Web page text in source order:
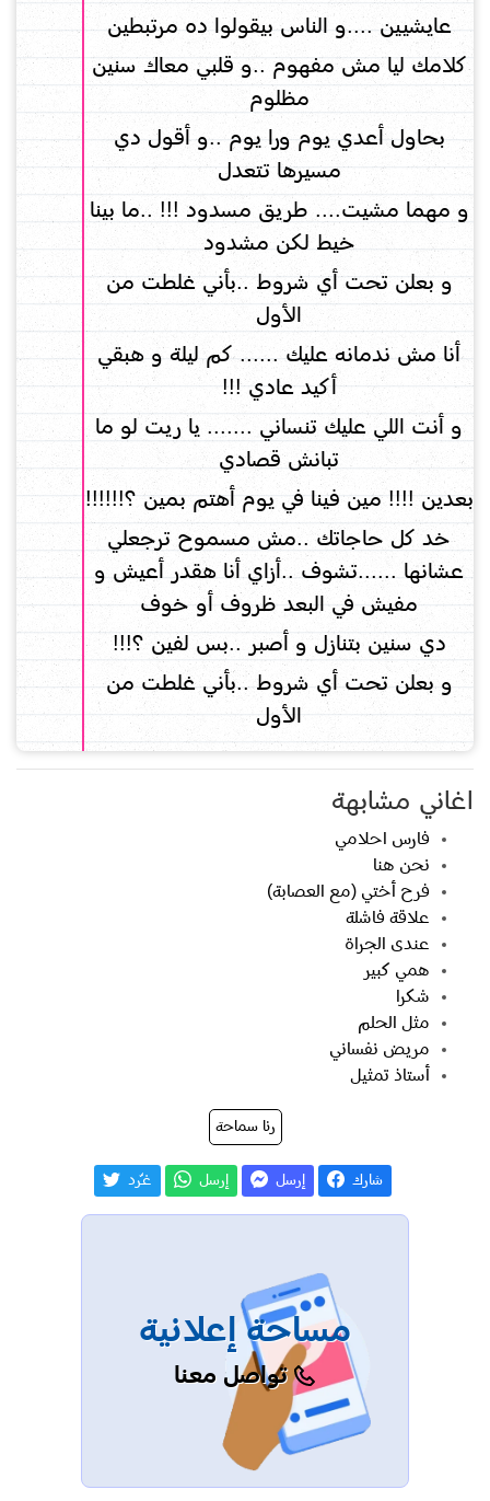
عايشيين ....و الناس بيقولوا ده مرتبطين
كلامك ليا مش مفهوم ..و قلبي معاك سنين
مظلوم
بحاول أعدي يوم ورا يوم ..و أقول دي
مسيرها تتعدل
و مهما مشيت.... طريق مسدود !!! ..ما بينا
خيط لكن مشدود
و بعلن تحت أي شروط ..بأني غلطت من
الأول
أنا مش ندمانه عليك ...... كم ليلة و هبقي
أكيد عادي !!!
و أنت اللي عليك تنساني ....... يا ريت لو ما
تبانش قصادي
بعدين !!!! مين فينا في يوم أهتم بمين ؟!!!!!!
خد كل حاجاتك ..مش مسموح ترجعلي
عشانها ......تشوف ..أزاي أنا هقدر أعيش و
مفيش في البعد ظروف أو خوف
دي سنين بتنازل و أصبر ..بس لفين ؟!!!
و بعلن تحت أي شروط ..بأني غلطت من
الأول
اغاني مشابهة
فارس احلامي
نحن هنا
فرح أختي (مع العصابة)
علاقة فاشلة
عندى الجراة
همي كبير
شكرا
مثل الحلم
مريض نفساني
أستاذ تمثيل
رنا سماحة
شارك إرسل إرسل غـّرد
مساحة إعلانية
تواصل معنا